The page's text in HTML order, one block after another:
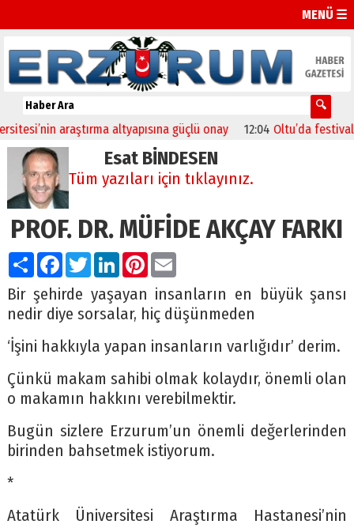
MENÜ ☰
araştırma altyapısına güçlü onay 12:04 Oltu’da festival
Esat BİNDESEN
Tüm yazıları için tıklayınız.
PROF. DR. MÜFİDE AKÇAY FARKI
PaylaşFacebook
TwitterLinkedIn
Pinterest
Email
Bir şehirde yaşayan insanların en büyük şansı
nedir diye sorsalar, hiç düşünmeden
‘İşini hakkıyla yapan insanların varlığıdır’ derim.
Çünkü makam sahibi olmak kolaydır, önemli olan
o makamın hakkını verebilmektir.
Bugün sizlere Erzurum’un önemli değerlerinden
birinden bahsetmek istiyorum.
*
Atatürk Üniversitesi Araştırma Hastanesi’nin